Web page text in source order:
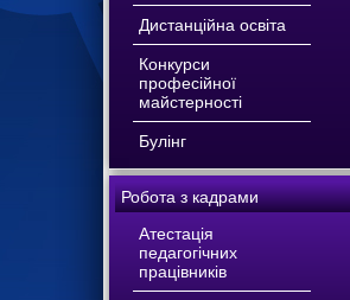
Дистанційна освіта
Конкурси
професійної
майстерності
Булінг
Робота з кадрами
Атестація
педагогічних
працівників